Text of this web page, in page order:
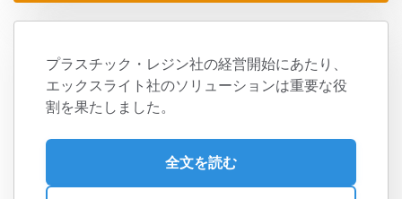
プラスチック・レジン社の経営開始にあたり、
エックスライト社のソリューションは重要な役
割を果たしました。
全文を読む